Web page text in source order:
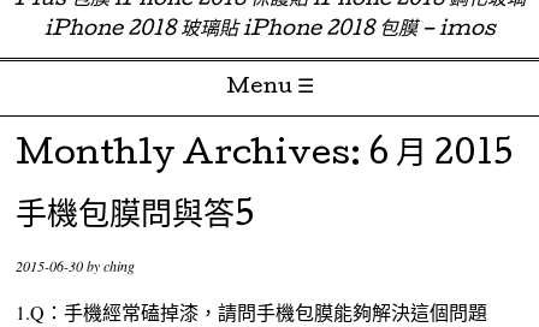
iPhone 2018 玻璃貼 iPhone 2018 包膜 – imos
Menu ☰
Skip to content
Monthly Archives: 6 月 2015
手機包膜問與答5
2015-06-30byching
1.Q：手機經常磕掉漆，請問手機包膜能夠解決這個問題